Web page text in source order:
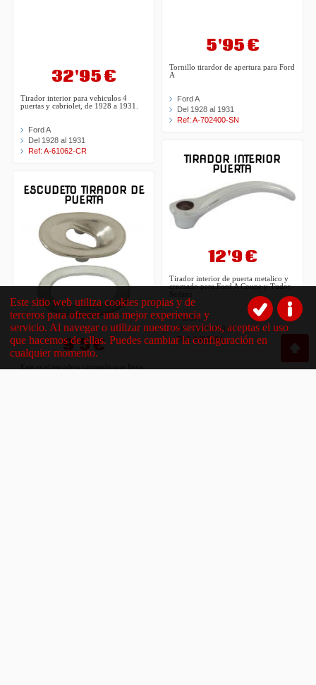
32'95 €
Tirador interior para vehiculos 4
puertas y cabriolet, de 1928 a 1931.
Ford A
Del 1928 al 1931
Ref: A-61062-CR
ESCUDETO TIRADOR DE
PUERTA
9'5 €
5'95 €
Tornillo tirardor de apertura para Ford
A
Ford A
Del 1928 al 1931
Ref: A-702400-SN
TIRADOR INTERIOR
PUERTA
12'9 €
Tirador interior de puerta metalico y
cromado para Ford A Coupe y Tudor
Ford A
Del 1928 al 1931
Ref: A46250A
Este sitio web utiliza cookies propias y de
terceros para ofrecer una mejor experiencia y
servicio. Al navegar o utilizar nuestros servicios, aceptas el uso
que hacemos de ellas. Puedes cambiar la configuración en
cualquier momento.